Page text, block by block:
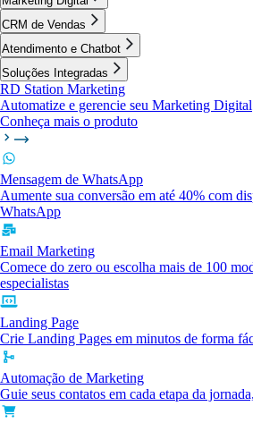
CRM de Vendas
Atendimento e Chatbot
Soluções Integradas
RD Station Marketing
Automatize e gerencie seu Marketing Digital
Conheça mais o produto
Mensagem de WhatsApp
Aumente sua conversão em até 40% com
WhatsApp
Email Marketing
Comece do zero ou escolha mais de 100
especialistas
Landing Page
Crie Landing Pages em minutos de forma
Automação de Marketing
Guie seus contatos em cada etapa da